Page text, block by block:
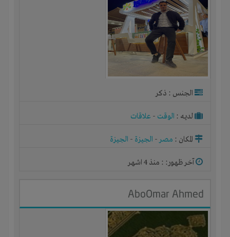
الجنس : ذكر
لديـه : الوقت - علاقات
المكان : مصر- الجيزة - الجيزة
آخر ظهور: : منذ 4 اشهر
AboOmar Ahmed